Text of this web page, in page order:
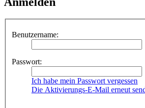
Benutzername:
Passwort:
Ich habe mein Passwort vergessen
Die Aktivierungs-E-Mail erneut